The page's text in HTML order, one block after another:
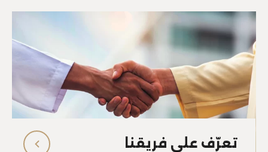
تعرّف على فريقنا